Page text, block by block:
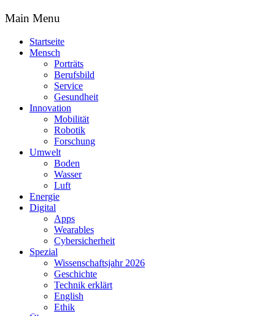
Main Menu
Startseite
Mensch
Porträts
Berufsbild
Service
Gesundheit
Innovation
Mobilität
Robotik
Forschung
Umwelt
Boden
Wasser
Luft
Energie
Digital
Apps
Wearables
Cybersicherheit
Spezial
Wissenschaftsjahr 2026
Geschichte
Technik erklärt
English
Ethik